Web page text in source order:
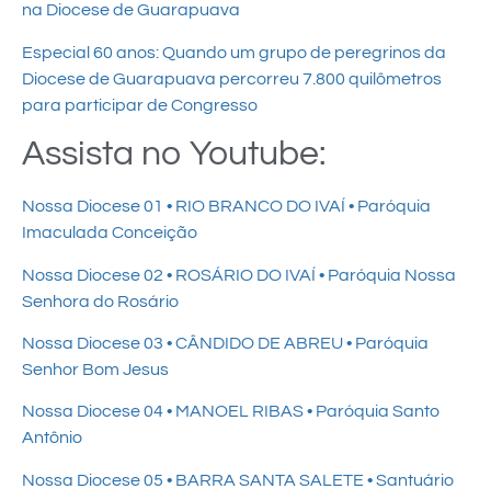
na Diocese de Guarapuava
Especial 60 anos: Quando um grupo de peregrinos da
Diocese de Guarapuava percorreu 7.800 quilômetros
para participar de Congresso
Assista no Youtube:
Nossa Diocese 01 • RIO BRANCO DO IVAÍ • Paróquia
Imaculada Conceição
Nossa Diocese 02 • ROSÁRIO DO IVAÍ • Paróquia Nossa
Senhora do Rosário
Nossa Diocese 03 • CÂNDIDO DE ABREU • Paróquia
Senhor Bom Jesus
Nossa Diocese 04 • MANOEL RIBAS • Paróquia Santo
Antônio
Nossa Diocese 05 • BARRA SANTA SALETE • Santuário